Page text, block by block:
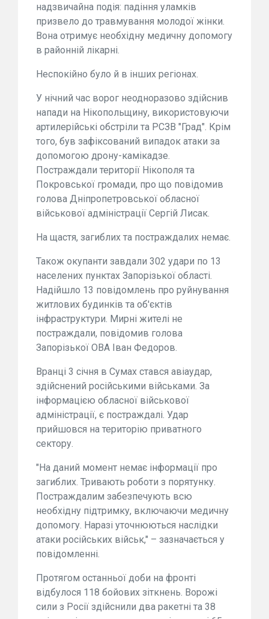
надзвичайна подія: падіння уламків
призвело до травмування молодої жінки.
Вона отримує необхідну медичну допомогу
в районній лікарні.
Неспокійно було й в інших регіонах.
У нічний час ворог неодноразово здійснив
напади на Нікопольщину, використовуючи
артилерійські обстріли та РСЗВ "Град". Крім
того, був зафіксований випадок атаки за
допомогою дрону-камікадзе.
Постраждали території Нікополя та
Покровської громади, про що повідомив
голова Дніпропетровської обласної
військової адміністрації Сергій Лисак.
На щастя, загиблих та постраждалих немає.
Також окупанти завдали 302 удари по 13
населених пунктах Запорізької області.
Надійшло 13 повідомлень про руйнування
житлових будинків та об'єктів
інфраструктури. Мирні жителі не
постраждали, повідомив голова
Запорізької ОВА Іван Федоров.
Вранці 3 січня в Сумах стався авіаудар,
здійснений російськими військами. За
інформацією обласної військової
адміністрації, є постраждалі. Удар
прийшовся на територію приватного
сектору.
"На даний момент немає інформації про
загиблих. Тривають роботи з порятунку.
Постраждалим забезпечують всю
необхідну підтримку, включаючи медичну
допомогу. Наразі уточнюються наслідки
атаки російських військ," – зазначається у
повідомленні.
Протягом останньої доби на фронті
відбулося 118 бойових зіткнень. Ворожі
сили з Росії здійснили два ракетні та 38